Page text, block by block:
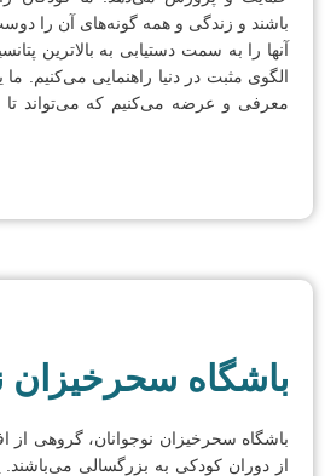
باشند و زندگی و همه گونه‌های آن را
آنها را به سمت دستیابی به بالاترین
الگوی مثبت در دنیا راهنمایی می‌کنیم.
معرفی و عرضه می‌کنیم که می‌تواند تا
باشگاه سحرخیزان
باشگاه سحرخیزان نوجوانان، گروهی از
از دوران کودکی به بزرگسالی می‌باشند.